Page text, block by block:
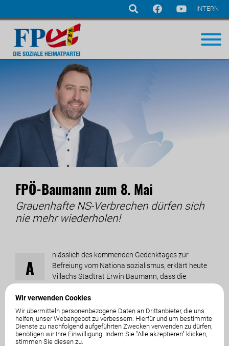
Navigation
Wir verwenden Cookies
Wir übermitteln personenbezogene Daten an Drittanbieter, die uns
helfen, unser Webangebot zu verbessern. Hierfür und um bestimmte
Dienste zu nachfolgend aufgeführten Zwecken verwenden zu dürfen,
benötigen wir Ihre Einwilligung. Indem Sie "Alle akzeptieren" klicken,
stimmen Sie diesen zu.
INTERN
FPÖ-Baumann zum 8. Mai
Grauenhafte NS-Verbrechen dürfen sich
nie mehr wiederholen!
A
nlässlich des kommenden Gedenktages zur
Befreiung vom Nationalsozialismus, erklärt heute
Villachs Stadtrat Erwin Baumann, dass die
sind. „Diese Gräueltaten dürfen sich nie mehr wiederholen. Wir
sind aufgefordert aus der Geschichte zu lernen und
konsequent für Demokratie und Menschenrechte zu kämpfen“,
so Baumann